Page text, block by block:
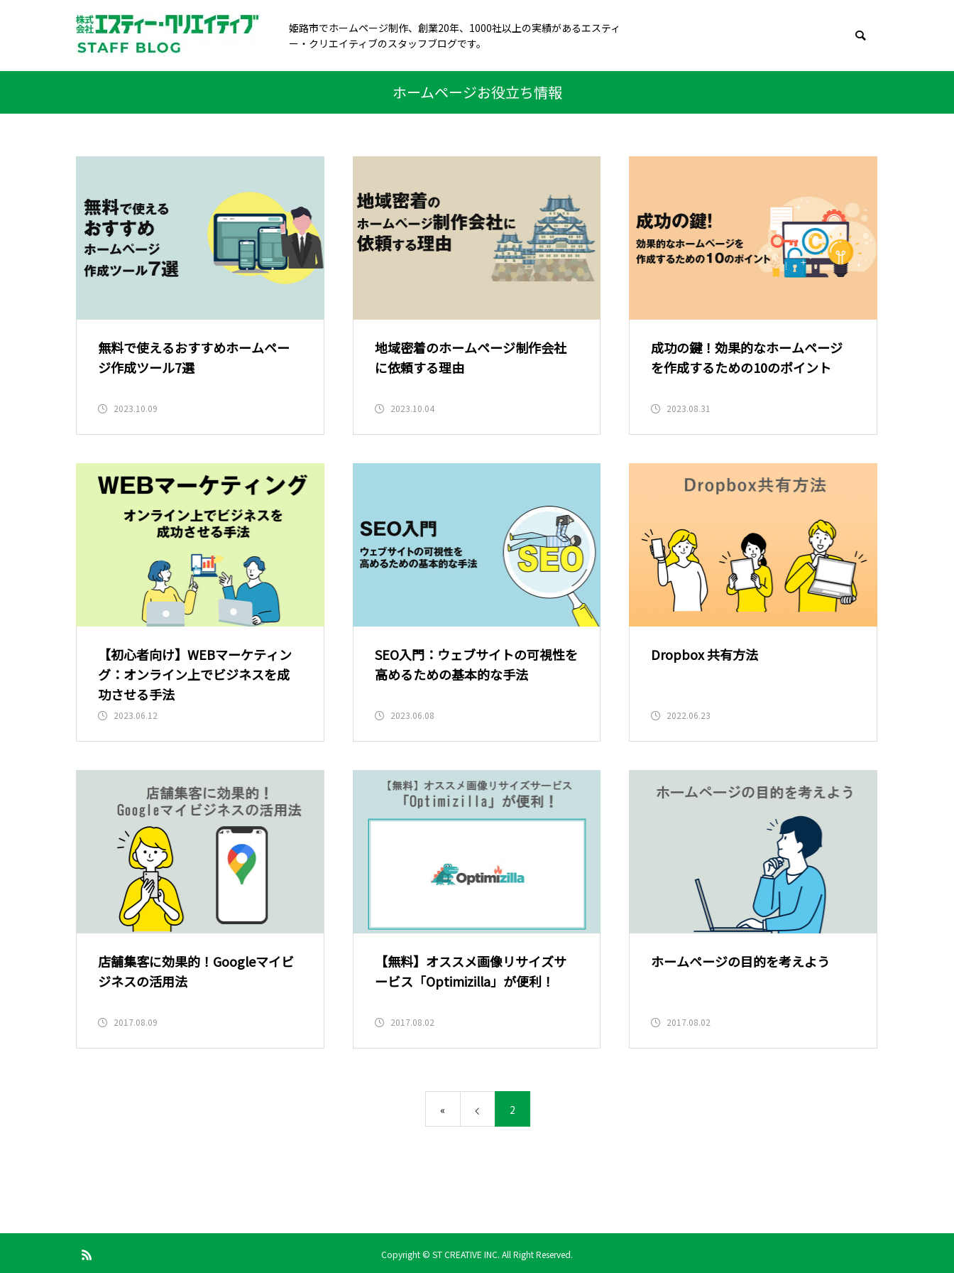
姫路市でホームページ制作、創業20年、1000社以上の実績があるエスティ
ー・クリエイティブのスタッフブログです。
ホームページお役立ち情報
無料で使えるおすすめホームペー
ジ作成ツール7選
2023.10.09
地域密着のホームページ制作会社
に依頼する理由
2023.10.04
成功の鍵！効果的なホームページ
を作成するための10のポイント
2023.08.31
【初心者向け】WEBマーケティン
グ：オンライン上でビジネスを成
功させる手法
2023.06.12
SEO入門：ウェブサイトの可視性を
高めるための基本的な手法
2023.06.08
Dropbox 共有方法
2022.06.23
店舗集客に効果的！Googleマイビ
ジネスの活用法
2017.08.09
【無料】オススメ画像リサイズサ
ービス「Optimizilla」が便利！
2017.08.02
ホームページの目的を考えよう
2017.08.02
« 2
Copyright © ST CREATIVE INC. All Right Reserved.